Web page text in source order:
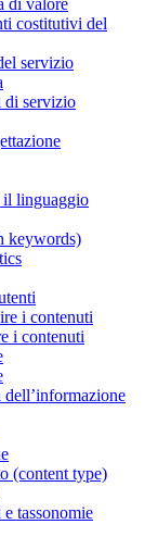
costitutivi del
servizio
di servizio
il linguaggio
keywords)
i contenuti
i contenuti
(content type)
tassonomie